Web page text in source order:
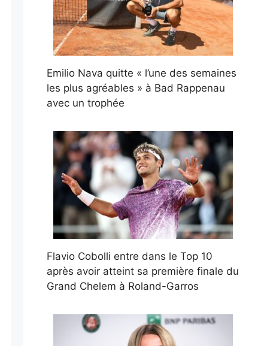
Emilio Nava quitte « l’une des semaines
les plus agréables » à Bad Rappenau
avec un trophée
Flavio Cobolli entre dans le Top 10
après avoir atteint sa première finale du
Grand Chelem à Roland-Garros